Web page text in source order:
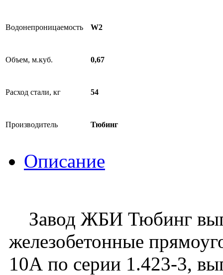
Водонепроницаемость W2
Объем, м.куб. 0,67
Расход стали, кг 54
Производитель Тюбинг
Описание
Завод ЖБИ Тюбинг
железобетонные
10А по серии 1.423-3,